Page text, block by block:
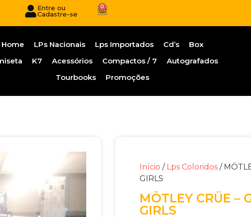
Entre ou
Cadastre-se
0
Home LPs Nacionais Lps Importados Cd’s
Box
K7 Acessórios Compactos / 7
Autografados
Tourbooks
Promoções
Início / Lps Coloridos/
GIRLS
MÖTLEY CRÜE –
GIRLS